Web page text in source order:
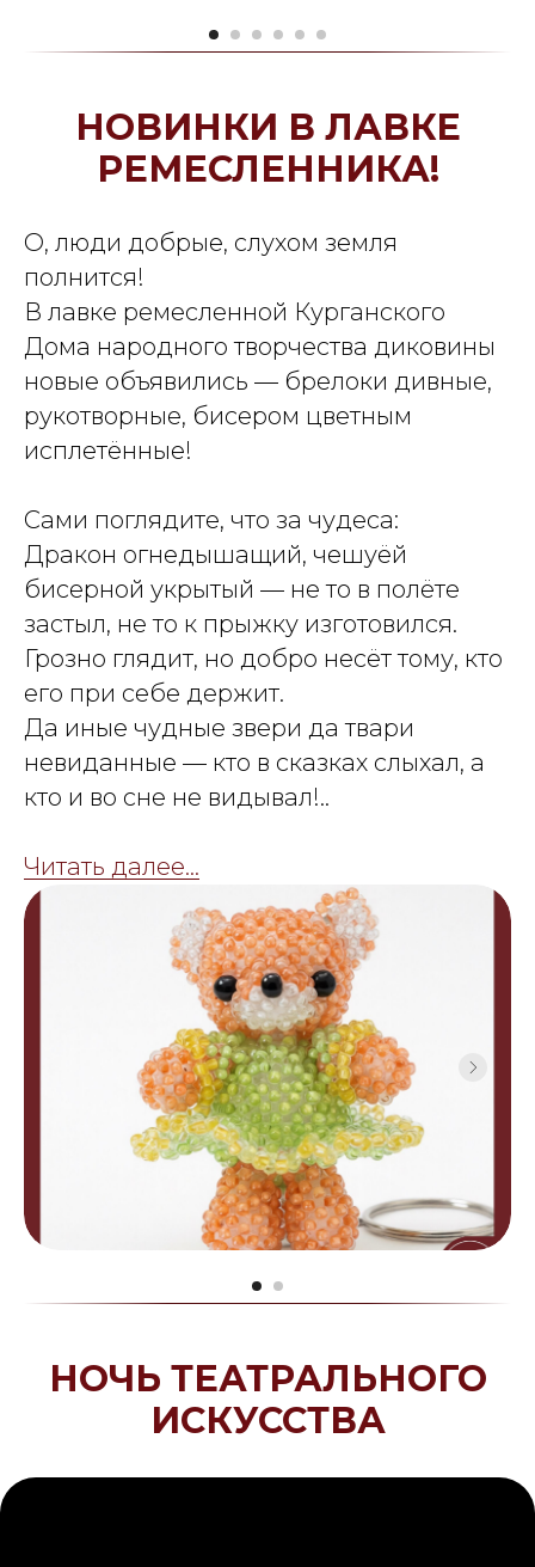
НОВИНКИ В ЛАВКЕ
РЕМЕСЛЕННИКА!
О, люди добрые, слухом земля
полнится!
В лавке ремесленной Курганского
Дома народного творчества диковины
новые объявились — брелоки дивные,
рукотворные, бисером цветным
исплетённые!
Сами поглядите, что за чудеса:
Дракон огнедышащий, чешуёй
бисерной укрытый — не то в полёте
застыл, не то к прыжку изготовился.
Грозно глядит, но добро несёт тому, кто
его при себе держит.
Да иные чудные звери да твари
невиданные — кто в сказках слыхал, а
кто и во сне не видывал!..
Читать далее...
НОЧЬ ТЕАТРАЛЬНОГО
ИСКУССТВА